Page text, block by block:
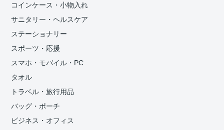
コインケース・小物入れ
サニタリー・ヘルスケア
ステーショナリー
スポーツ・応援
スマホ・モバイル・PC
タオル
トラベル・旅行用品
バッグ・ポーチ
ビジネス・オフィス